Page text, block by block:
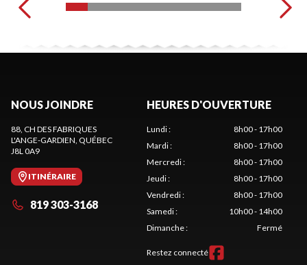
NOUS JOINDRE
88, CH DES FABRIQUES
L'ANGE-GARDIEN, QUÉBEC
J8L 0A9
ITINÉRAIRE
819 303-3168
HEURES D'OUVERTURE
Lundi:
8h00 - 17h00
Mardi:
8h00 - 17h00
Mercredi:
8h00 - 17h00
Jeudi:
8h00 - 17h00
Vendredi:
8h00 - 17h00
Samedi:
10h00 - 14h00
Dimanche: Fermé
Restez connecté